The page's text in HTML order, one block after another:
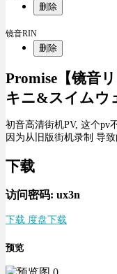
删除
镜音RIN
删除
Promise【镜音
キニ&スイムウ
初音高清街机PV, 这个pv
因为从旧版街机录制 导
下载
访问密码: ux3n
下载 度盘下载
预览